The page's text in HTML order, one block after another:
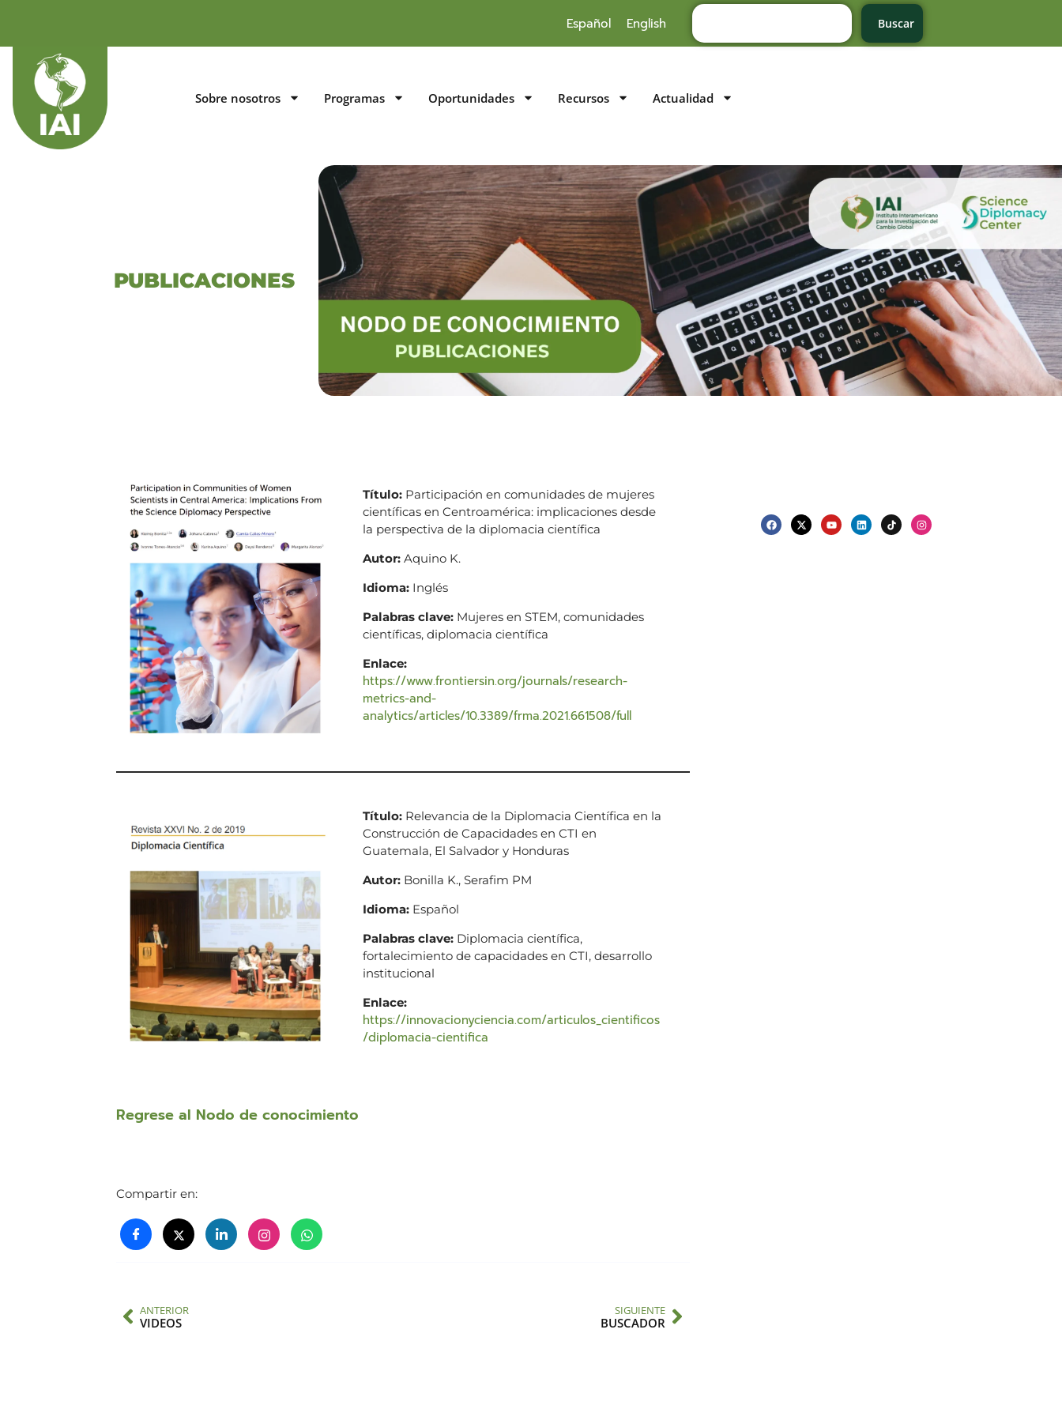
Español English Buscar
Sobre nosotros Programas Oportunidades Recursos Actualidad
PUBLICACIONES
Título:Participación en comunidades de mujeres
científicas en Centroamérica: implicaciones desde
la perspectiva de la diplomacia científica
Autor:Aquino K.
Idioma:Inglés
Palabras clave:Mujeres en STEM, comunidades
científicas, diplomacia científica
Enlace:
https://www.frontiersin.org/journals/research-
metrics-and-
analytics/articles/10.3389/frma.2021.661508/full
Título:Relevancia de la Diplomacia Científica en la
Construcción de Capacidades en CTI en
Guatemala, El Salvador y Honduras
Autor:Bonilla K., Serafim PM
Idioma:Español
Palabras clave:Diplomacia científica,
fortalecimiento de capacidades en CTI, desarrollo
institucional
Enlace:
https://innovacionyciencia.com/articulos_cientificos
/diplomacia-cientifica
Regrese al Nodo de conocimiento
Compartir en:
ANTERIOR
VIDEOS
SIGUIENTE
BUSCADOR